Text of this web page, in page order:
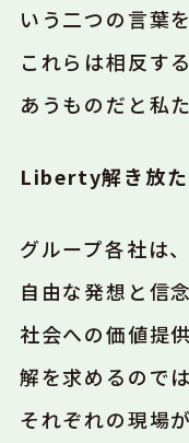
いう二つの言葉
これらは相反す
あうものだと私
Liberty解き放
グループ各社は
自由な発想と信
社会への価値提
解を求めるのでは
それぞれの現場